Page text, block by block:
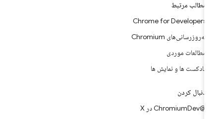
مطالب مرتبط
Chrome for Developers
به‌روزرسانی‌های Chromium
مطالعات موردی
پادکست ها و نمایش ها
دنبال کردن